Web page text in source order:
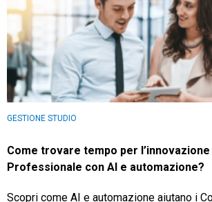
GESTIONE STUDIO
Come trovare tempo per
Professionale con AI e automazione?
Scopri come AI e automazione aiutano i